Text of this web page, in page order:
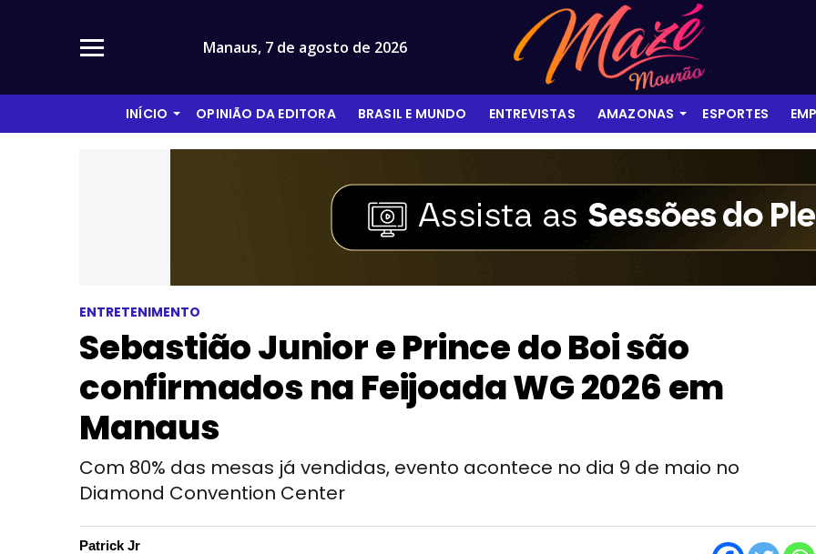
Manaus, 7 de agosto de 2026
INÍCIO OPINIÃO DA EDITORA BRASIL E MUNDO ENTREVISTAS AMAZONAS ESPORTES
ENTRETENIMENTO
Sebastião Junior e Prince do Boi são
confirmados na Feijoada WG 2026 em
Manaus
Com 80% das mesas já vendidas, evento acontece no dia 9 de maio no
Diamond Convention Center
Patrick Jr